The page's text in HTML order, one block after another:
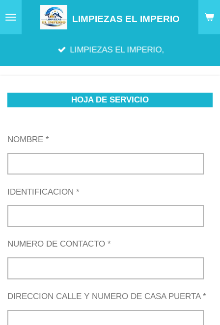
LIMPIEZAS EL IMPERIO
LIMPIEZAS EL IMPERIO,
HOJA DE SERVICIO
NOMBRE *
IDENTIFICACION *
NUMERO DE CONTACTO *
DIRECCION CALLE Y NUMERO DE CASA PUERTA *